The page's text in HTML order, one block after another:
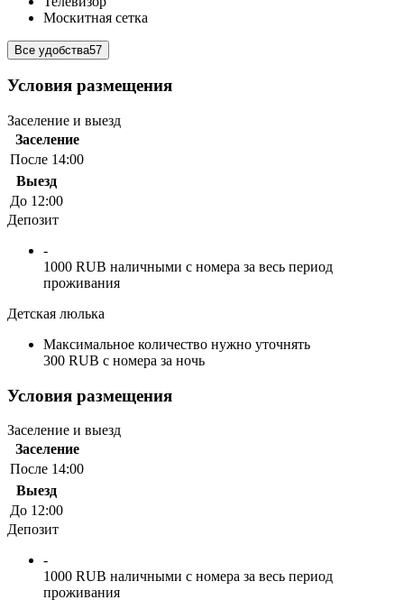
Москитная сетка
Все удобства57
Условия размещения
Заселение и выезд
Заселение
После 14:00
Выезд
До 12:00
Депозит
-
1000 RUB наличными с номера за весь период
проживания
Детская люлька
Максимальное количество нужно уточнять
300 RUB с номера за ночь
Условия размещения
Заселение и выезд
Заселение
После 14:00
Выезд
До 12:00
Депозит
-
1000 RUB наличными с номера за весь период
проживания